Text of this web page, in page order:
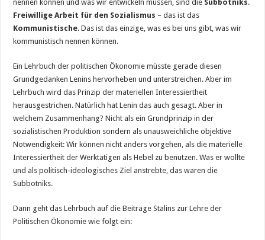
nennen können und was wir entwickeln müssen, sind die Subbotniks.
Freiwillige Arbeit für den Sozialismus – das ist das
Kommunistische. Das ist das einzige, was es bei uns gibt, was wir
kommunistisch nennen können.
Ein Lehrbuch der politischen Ökonomie müsste gerade diesen
Grundgedanken Lenins hervorheben und unterstreichen. Aber im
Lehrbuch wird das Prinzip der materiellen Interessiertheit
herausgestrichen. Natürlich hat Lenin das auch gesagt. Aber in
welchem Zusammenhang? Nicht als ein Grundprinzip in der
sozialistischen Produktion sondern als unausweichliche objektive
Notwendigkeit: Wir können nicht anders vorgehen, als die materielle
Interessiertheit der Werktätigen als Hebel zu benutzen. Was er wollte
und als politisch-ideologisches Ziel anstrebte, das waren die
Subbotniks.
Dann geht das Lehrbuch auf die Beiträge Stalins zur Lehre der
Politischen Ökonomie wie folgt ein: